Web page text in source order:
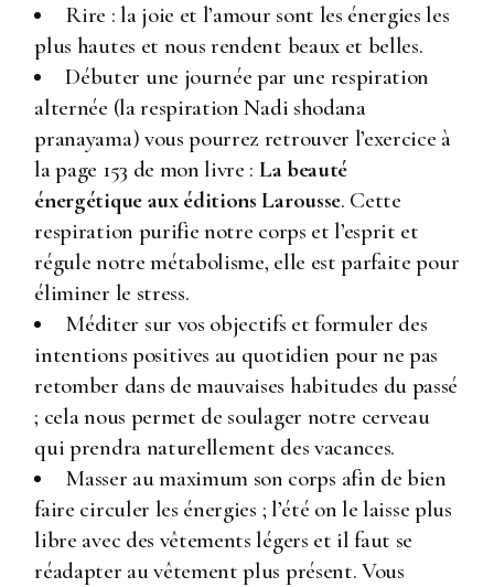
Rire : la joie et l’amour sont les énergies les
plus hautes et nous rendent beaux et belles.
Débuter une journée par une respiration
alternée (la respiration Nadi shodana
pranayama) vous pourrez retrouver l’exercice à
la page 153 de mon livre : La beauté
énergétique aux éditions Larousse. Cette
respiration purifie notre corps et l’esprit et
régule notre métabolisme, elle est parfaite pour
éliminer le stress.
Méditer sur vos objectifs et formuler des
intentions positives au quotidien pour ne pas
retomber dans de mauvaises habitudes du passé
; cela nous permet de soulager notre cerveau
qui prendra naturellement des vacances.
Masser au maximum son corps afin de bien
faire circuler les énergies ; l’été on le laisse plus
libre avec des vêtements légers et il faut se
réadapter au vêtement plus présent. Vous